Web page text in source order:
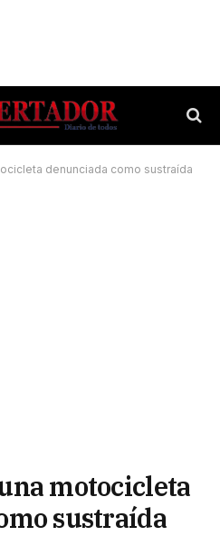
denunciada como sustraída
motocicleta
sustraída